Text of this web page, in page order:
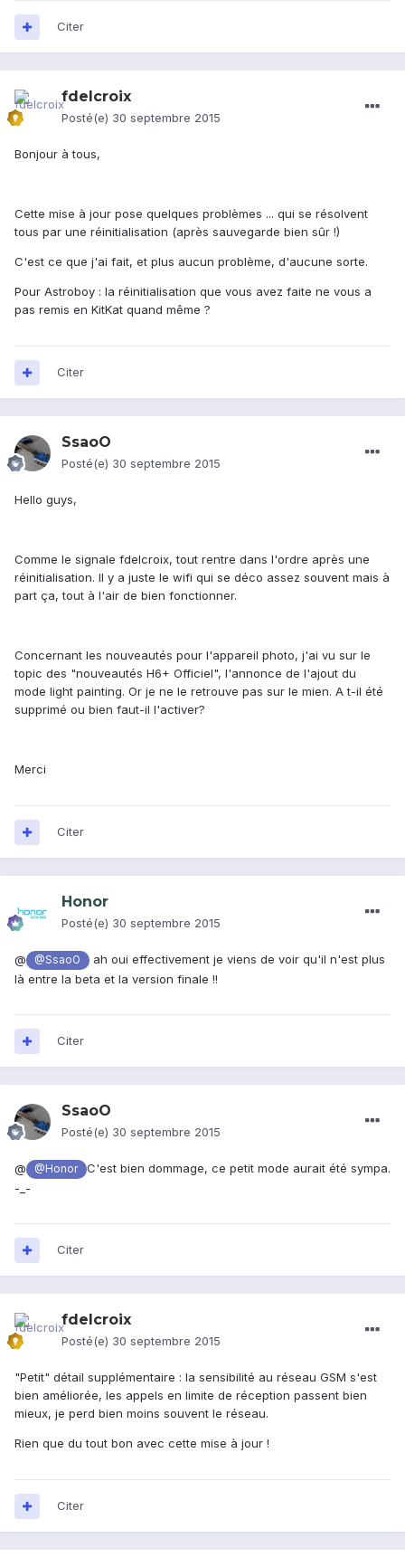
Citer
fdelcroix
Posté(e) 30 septembre 2015
Bonjour à tous,
Cette mise à jour pose quelques problèmes ... qui se résolvent
tous par une réinitialisation (après sauvegarde bien sûr !)
C'est ce que j'ai fait, et plus aucun problème, d'aucune sorte.
Pour Astroboy : la réinitialisation que vous avez faite ne vous a
pas remis en KitKat quand même ?
Citer
SsaoO
Posté(e) 30 septembre 2015
Hello guys,
Comme le signale fdelcroix, tout rentre dans l'ordre après une
réinitialisation. Il y a juste le wifi qui se déco assez souvent mais à
part ça, tout à l'air de bien fonctionner.
Concernant les nouveautés pour l'appareil photo, j'ai vu sur le
topic des "nouveautés H6+ Officiel", l'annonce de l'ajout du
mode light painting. Or je ne le retrouve pas sur le mien. A t-il été
supprimé ou bien faut-il l'activer?
Merci
Citer
Honor
Posté(e) 30 septembre 2015
@ @SsaoO
ah oui effectivement je viens de voir qu'il n'est plus
là entre la beta et la version finale !!
Citer
SsaoO
Posté(e) 30 septembre 2015
@ @Honor
C'est bien dommage, ce petit mode aurait été sympa.
-_-
Citer
fdelcroix
Posté(e) 30 septembre 2015
"Petit" détail supplémentaire : la sensibilité au réseau GSM s'est
bien améliorée, les appels en limite de réception passent bien
mieux, je perd bien moins souvent le réseau.
Rien que du tout bon avec cette mise à jour !
Citer